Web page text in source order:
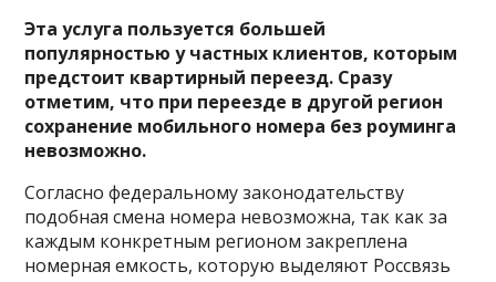
Эта услуга пользуется большей
популярностью у частных клиентов, которым
предстоит квартирный переезд. Сразу
отметим, что при переезде в другой регион
сохранение мобильного номера без роуминга
невозможно.
Согласно федеральному законодательству
подобная смена номера невозможна, так как за
каждым конкретным регионом закреплена
номерная емкость, которую выделяют Россвязь